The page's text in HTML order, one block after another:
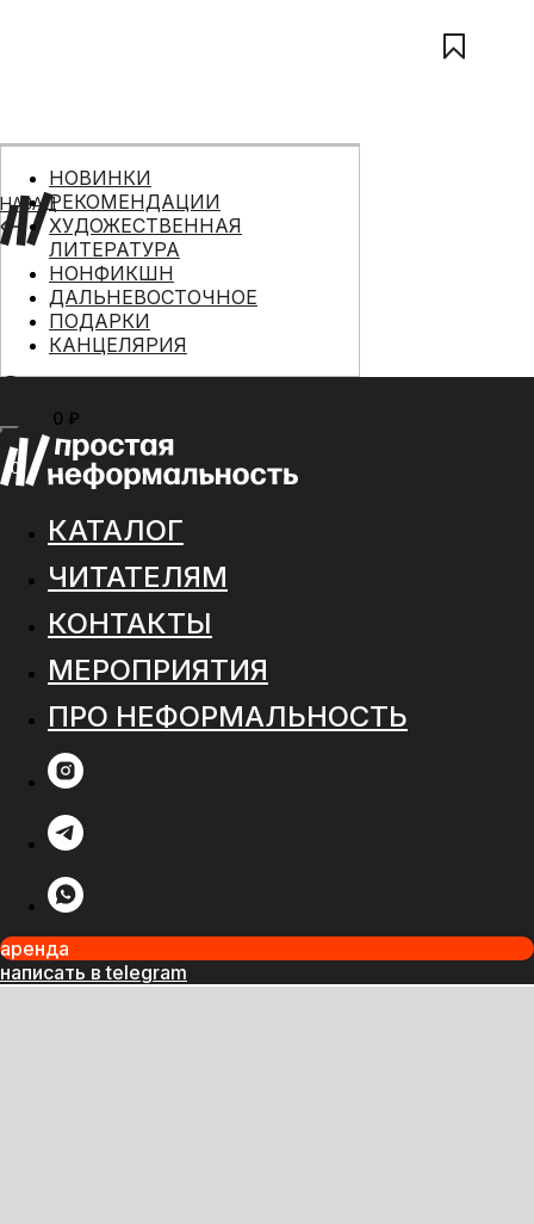
0 ₽
МЕНЮ
0
НАЗАД
НОВИНКИ
РЕКОМЕНДАЦИИ
ХУДОЖЕСТВЕННАЯ
ЛИТЕРАТУРА
НОНФИКШН
ДАЛЬНЕВОСТОЧНОЕ
ПОДАРКИ
КАНЦЕЛЯРИЯ
КАТАЛОГ
ЧИТАТЕЛЯМ
КОНТАКТЫ
МЕРОПРИЯТИЯ
ПРО НЕФОРМАЛЬНОСТЬ
аренда
написать в telegram